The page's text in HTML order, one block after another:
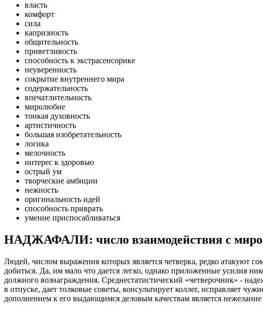
власть
комфорт
сила
капризность
общительность
приветливость
способность к экстрасенсорике
неуверенность
сокрытие внутреннего мира
содержательность
впечатлительность
миролюбие
тонкая духовность
артистичность
большая изобретательность
логика
мелочность
интерес к здоровью
острый ум
творческие амбиции
нежность
оригинальность идей
способность приврать
умение приспосабливаться
НАДЖАФАЛИ: число взаимодействия с
Людей, числом выражения которых является четверка, редко атакуют
добиться. Да, им мало что дается легко, однако приложенные усилия
должного вознаграждения. Среднестатистический «четверочник» -
в отпуске, дает толковые советы, консультирует коллег, исправляет
дополнением к его выдающимся деловым качествам является